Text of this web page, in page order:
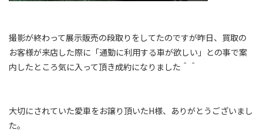
撮影が終わって展示販売の段取りをしてたのですが昨日、買取の
お客様が来店した際に「通勤に利用する車が欲しい」との事で案
内したところ気に入って頂き成約になりました＾＾
大切にされていた愛車をお譲り頂いたH様、ありがとうございまし
た。